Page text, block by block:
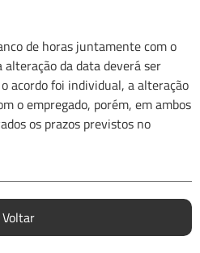
de horas juntamente com o
da data deverá ser
acordo foi individual, a alteração
o empregado, porém, em ambos
os prazos previstos no
Voltar